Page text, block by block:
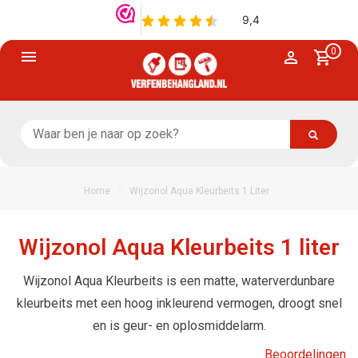
0
Home Wijzonol Aqua Kleurbeits 1 Liter
Wijzonol Aqua Kleurbeits 1 liter
Wijzonol Aqua Kleurbeits is een matte, waterverdunbare
kleurbeits met een hoog inkleurend vermogen, droogt snel
en is geur- en oplosmiddelarm.
Beoordelingen